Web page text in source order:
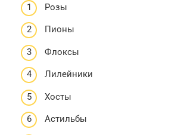
Розы
Пионы
Флоксы
Лилейники
Хосты
Астильбы